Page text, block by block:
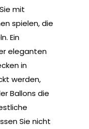
mit
spielen, die
Ein
eleganten
in
werden,
Ballons die
Sie nicht